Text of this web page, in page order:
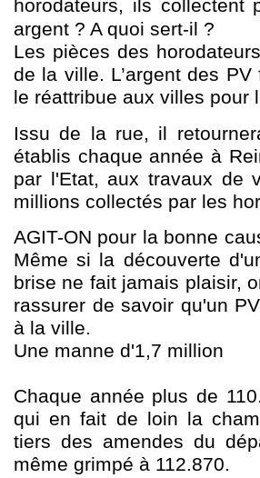
horodateurs, ils collectent
argent ? A quoi sert-il ?
Les pièces des
de la ville. L’argent des
le réattribue aux villes pour
Issu de la rue, il
établis chaque année à
par l'Etat, aux travaux de
millions collectés par les
AGIT-ON pour la bonne
Même si la découverte
brise ne fait jamais plaisir,
rassurer de savoir qu'un
à la ville.
Une manne d'1,7 million
Chaque année plus de
qui en fait de loin la
tiers des amendes du
même grimpé à 112.870.